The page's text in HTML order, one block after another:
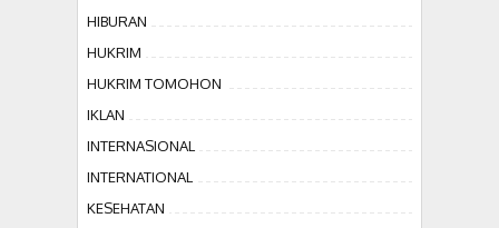
HIBURAN
HUKRIM
HUKRIM TOMOHON
IKLAN
INTERNASIONAL
INTERNATIONAL
KESEHATAN